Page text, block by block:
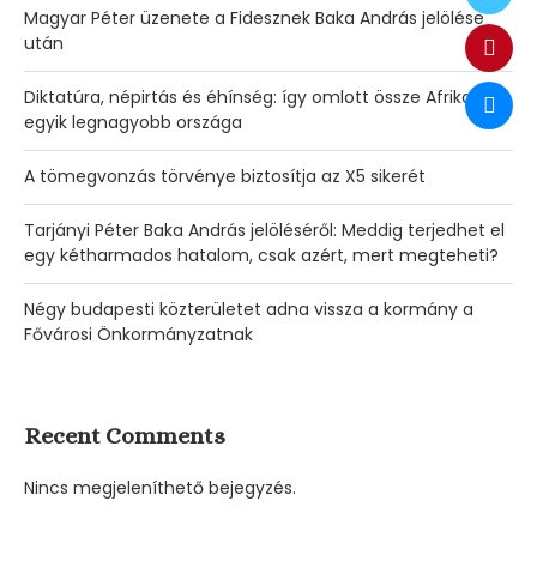
Magyar Péter üzenete a Fidesznek Baka András jelölése
után
Diktatúra, népirtás és éhínség: így omlott össze Afrika
egyik legnagyobb országa
A tömegvonzás törvénye biztosítja az X5 sikerét
Tarjányi Péter Baka András jelöléséről: Meddig terjedhet el
egy kétharmados hatalom, csak azért, mert megteheti?
Négy budapesti közterületet adna vissza a kormány a
Fővárosi Önkormányzatnak
Recent Comments
Nincs megjeleníthető bejegyzés.